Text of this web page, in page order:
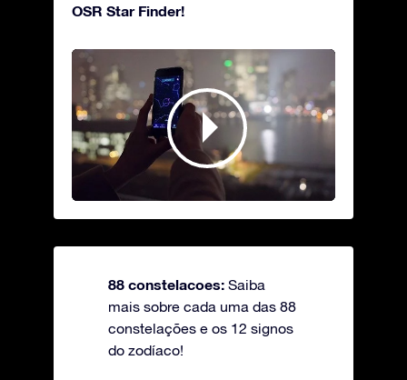
OSR Star Finder!
88 constelacoes: Saiba
mais sobre cada uma das 88
constelações e os 12 signos
do zodíaco!